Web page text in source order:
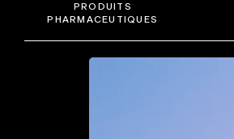
PRODUITS
PHARMACEUTIQUES